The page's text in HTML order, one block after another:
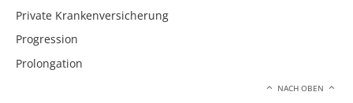
Private Krankenversicherung
Progression
Prolongation
NACH OBEN